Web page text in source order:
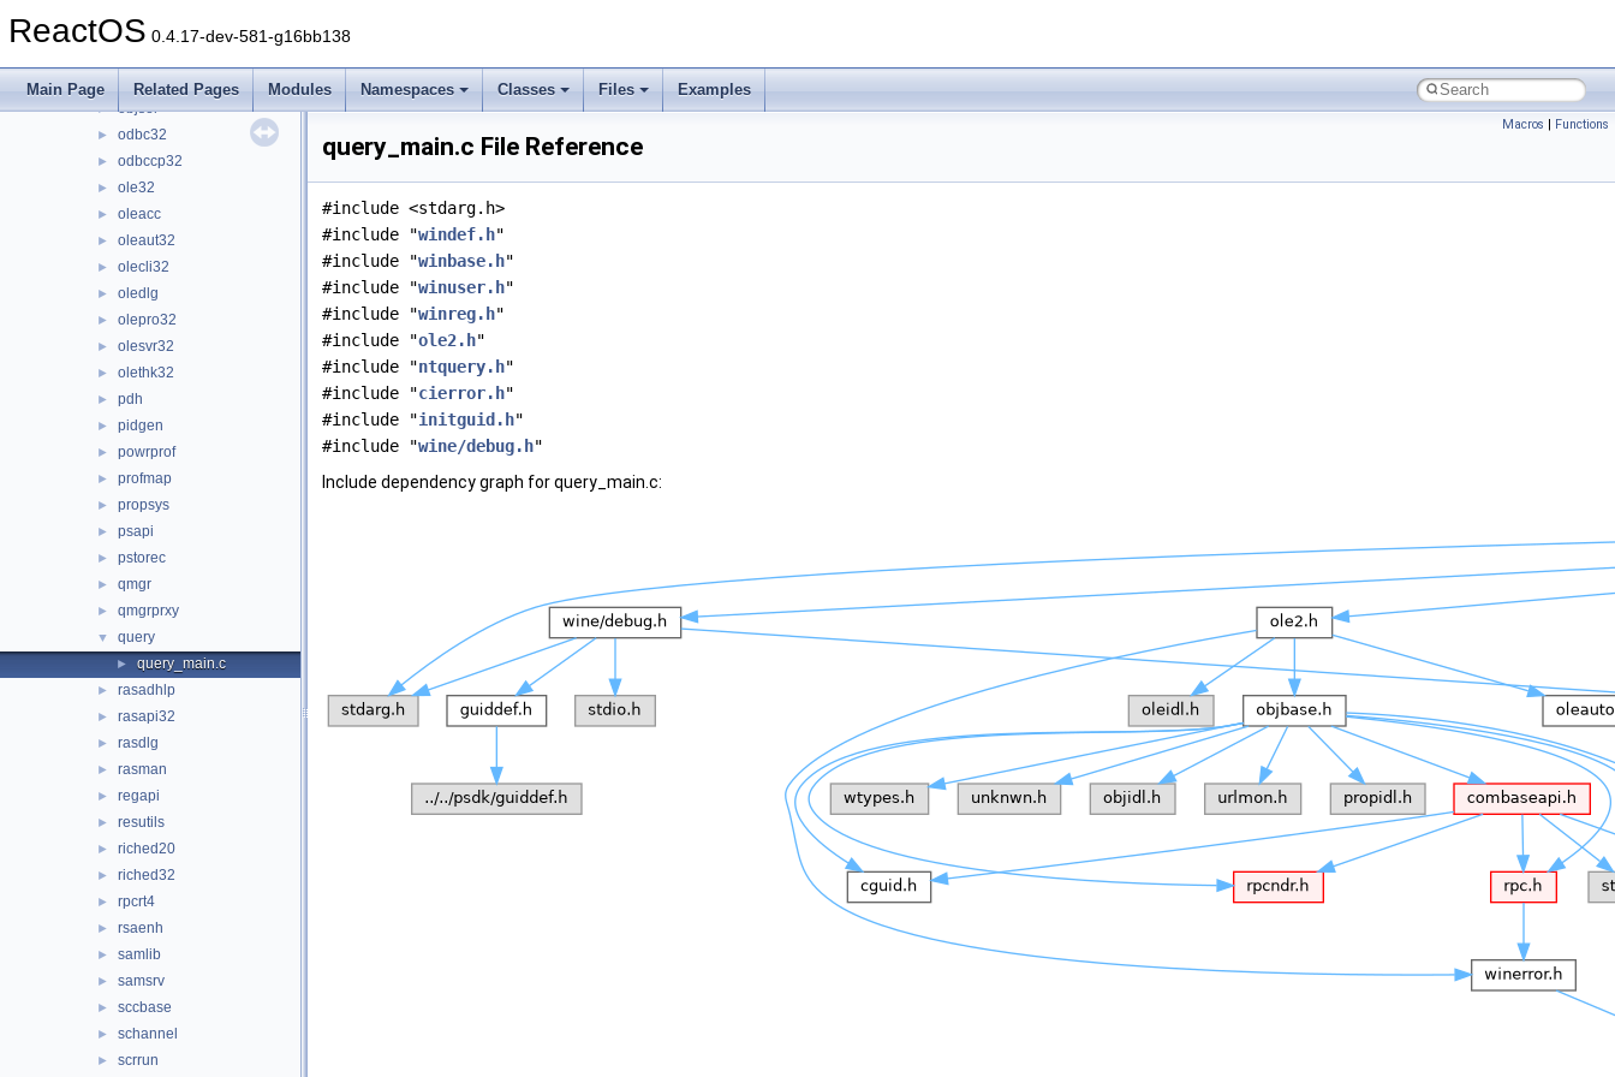
ReactOS 0.4.17-dev-581-g16bb138
Main Page Related Pages Modules Namespaces Classes Files Examples
► ntdsapi
ntmarta
► objsel
► odbc32
► odbccp32
► ole32
► oleacc
► oleaut32
► olecli32
► oledlg
► olepro32
► olesvr32
► olethk32
► pdh
► pidgen
► powrprof
► profmap
► propsys
► psapi
► pstorec
► qmgr
► qmgrprxy
▼ query
► query_main.c
► rasadhlp
► rasapi32
► rasdlg
► rasman
► regapi
► resutils
► riched20
► riched32
► rpcrt4
► rsaenh
► samlib
► samsrv
► sccbase
► schannel
► scrrun
Macros | Functions
query_main.c File Reference
#include <stdarg.h>
#include "windef.h"
#include "winbase.h"
#include "winuser.h"
#include "winreg.h"
#include "ole2.h"
#include "ntquery.h"
#include "cierror.h"
#include "initguid.h"
#include "wine/debug.h"
Include dependency graph for query_main.c: